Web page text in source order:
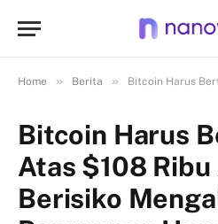
Home » Berita » Bitcoin Harus Bertahan di
Bitcoin Harus
Atas $108 Ribu
Berisiko